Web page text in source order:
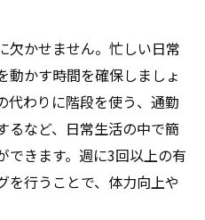
欠かせません。忙しい日常
動かす時間を確保しましょ
代わりに階段を使う、通勤
るなど、日常生活の中で簡
できます。週に3回以上の有
を行うことで、体力向上や